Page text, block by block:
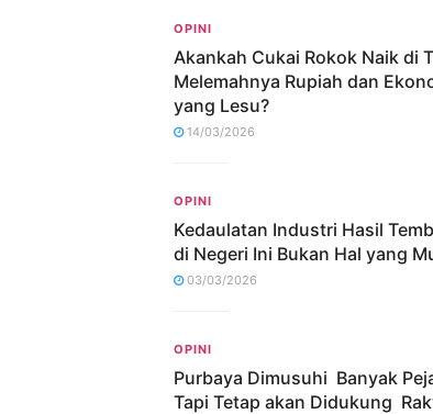
OPINI
Akankah Cukai Rokok Naik di
Melemahnya Rupiah dan
yang Lesu?
14/03/2026
OPINI
Kedaulatan Industri Hasil
di Negeri Ini Bukan Hal yang
03/03/2026
OPINI
Purbaya Dimusuhi Banyak
Tapi Tetap akan Didukung